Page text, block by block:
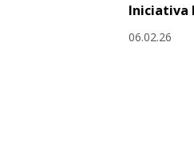
Iniciativa
06.02.26